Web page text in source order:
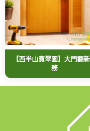
【西半山寶翠園】大門翻
務